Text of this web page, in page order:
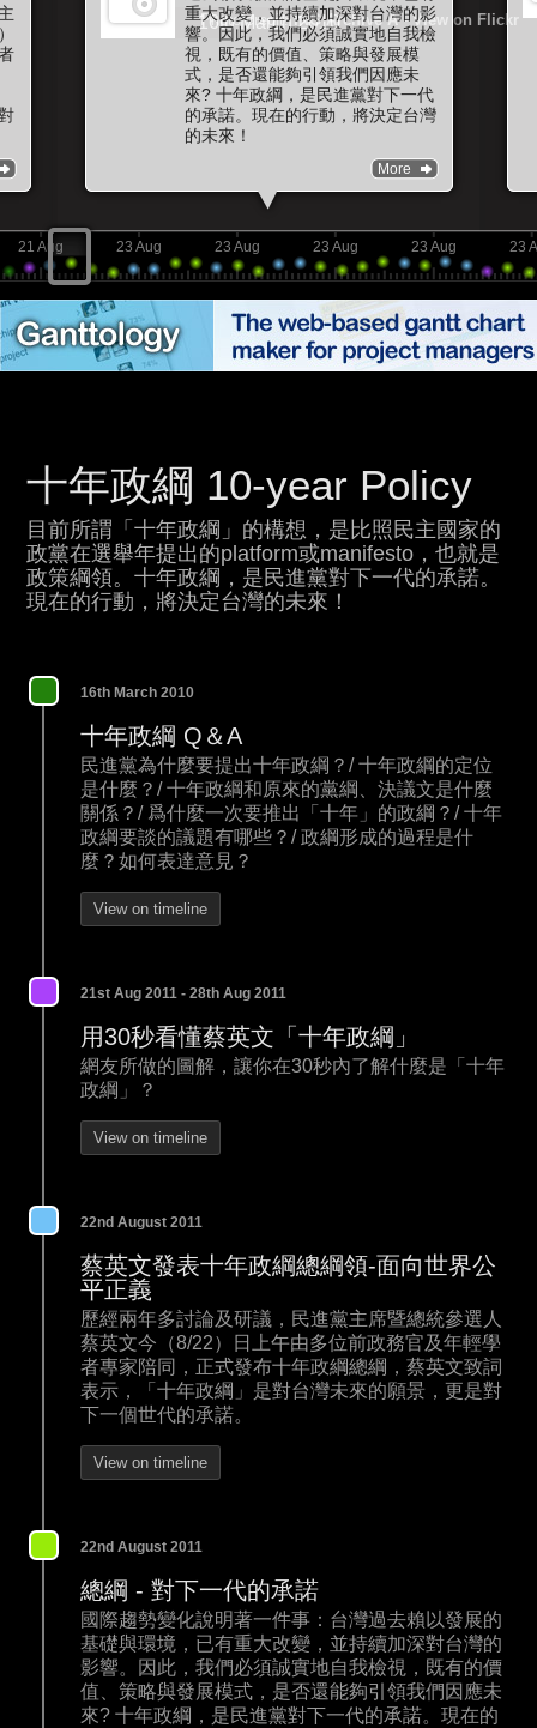
十年政綱 10-year Policy
目前所謂「十年政綱」的構想，是比照民主國家的
政黨在選舉年提出的platform或manifesto，也就是
政策綱領。十年政綱，是民進黨對下一代的承諾。
現在的行動，將決定台灣的未來！
16th March 2010
十年政綱 Q＆A
民進黨為什麼要提出十年政綱？/ 十年政綱的定位
是什麼？/ 十年政綱和原來的黨綱、決議文是什麼
關係？/ 爲什麼一次要推出「十年」的政綱？/ 十年
政綱要談的議題有哪些？/ 政綱形成的過程是什
麼？如何表達意見？
View on timeline
21st Aug 2011 - 28th Aug 2011
用30秒看懂蔡英文「十年政綱」
網友所做的圖解，讓你在30秒內了解什麼是「十年
政綱」？
View on timeline
22nd August 2011
蔡英文發表十年政綱總綱領-面向世界公
平正義
歷經兩年多討論及研議，民進黨主席暨總統參選人
蔡英文今（8/22）日上午由多位前政務官及年輕學
者專家陪同，正式發布十年政綱總綱，蔡英文致詞
表示，「十年政綱」是對台灣未來的願景，更是對
下一個世代的承諾。
View on timeline
22nd August 2011
總綱 - 對下一代的承諾
國際趨勢變化說明著一件事：台灣過去賴以發展的
基礎與環境，已有重大改變，並持續加深對台灣的
影響。因此，我們必須誠實地自我檢視，既有的價
值、策略與發展模式，是否還能夠引領我們因應未
來? 十年政綱，是民進黨對下一代的承諾。現在的
Photo credit:ING Archive A-View on Flickr
重大改變，並持續加深對台灣的影
響。因此，我們必須誠實地自我檢
視，既有的價值、策略與發展模
式，是否還能夠引領我們因應未
來? 十年政綱，是民進黨對下一代
的承諾。現在的行動，將決定台灣
的未來！
More
16th March 2010
21 Aug 23 Aug 23 Aug 23 Aug 23 Aug 23